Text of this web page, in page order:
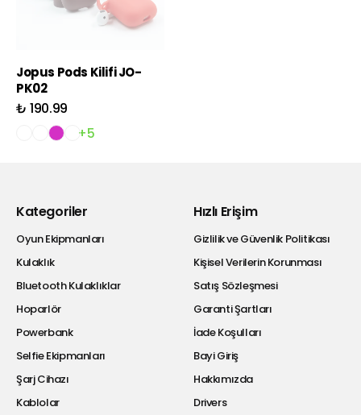
Jopus Pods Kilifi JO-
PK02
₺ 190.99
+5
Kategoriler
Oyun Ekipmanları
Kulaklık
Bluetooth Kulaklıklar
Hoparlör
Powerbank
Selfie Ekipmanları
Şarj Cihazı
Kablolar
Hızlı Erişim
Gizlilik ve Güvenlik Politikası
Kişisel Verilerin Korunması
Satış Sözleşmesi
Garanti Şartları
İade Koşulları
Bayi Giriş
Hakkımızda
Drivers